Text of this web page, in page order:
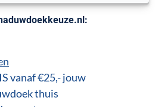
vanaf €25,- jouw
thuis